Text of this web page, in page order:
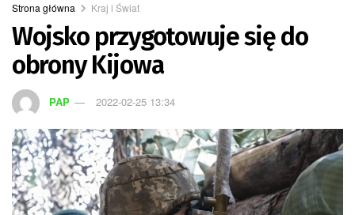
Strona główna Kraj i Świat
Wojsko przygotowuje się do
obrony Kijowa
PAP 2022-02-25 13:34